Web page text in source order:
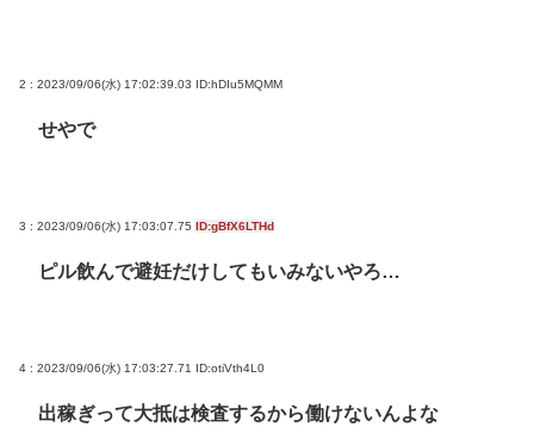
2 : 2023/09/06(水) 17:02:39.03 ID:hDIu5MQMM
せやで
3 : 2023/09/06(水) 17:03:07.75 ID:gBfX6LTHd
ピル飲んで避妊だけしてもいみないやろ…
4 : 2023/09/06(水) 17:03:27.71 ID:otiVth4L0
出稼ぎって大抵は検査するから働けないんよな